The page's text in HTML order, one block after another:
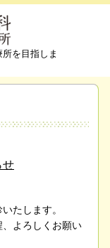
を目指しま
せ
たします。
よろしくお願い